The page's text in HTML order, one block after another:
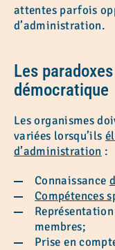
attentes parfois
d’administration.
Les
démocratique
Les organismes
variées lorsqu’ils
d’administration :
Connaissance
Compétences
membres;
Prise en